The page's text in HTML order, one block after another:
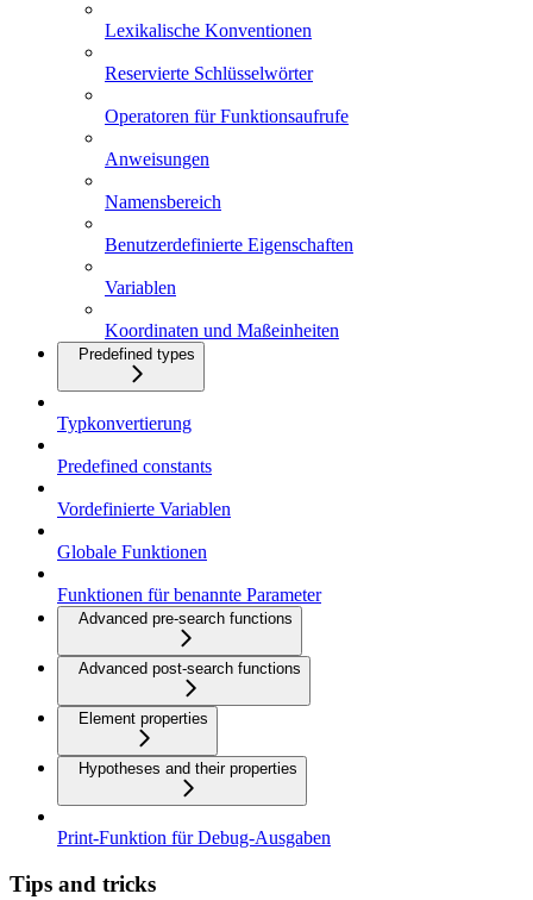
Lexikalische Konventionen
Reservierte Schlüsselwörter
Operatoren für Funktionsaufrufe
Anweisungen
Namensbereich
Benutzerdefinierte Eigenschaften
Variablen
Koordinaten und Maßeinheiten
Predefined types
Typkonvertierung
Predefined constants
Vordefinierte Variablen
Globale Funktionen
Funktionen für benannte Parameter
Advanced pre-search functions
Advanced post-search functions
Element properties
Hypotheses and their properties
Print-Funktion für Debug-Ausgaben
Tips and tricks